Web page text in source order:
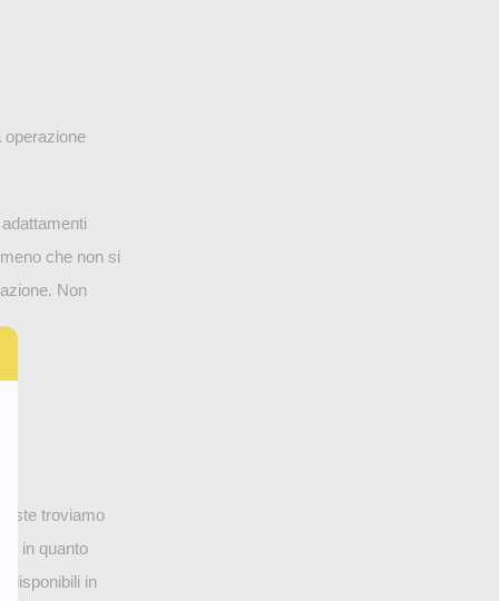
operazione
che non si
Non
troviamo
in quanto
disponibili in